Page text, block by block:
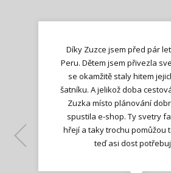
Díky Zuzce jsem před pár
Peru. Dětem jsem přivezla
se okamžitě staly hitem
šatníku. A jelikož doba
Zuzka místo plánování
spustila e-shop. Ty svetry
hřejí a taky trochu pomůžou
teď asi dostJana T.
Ilona M.
Lenka K.
Nadšená zpráva
Lenka K.